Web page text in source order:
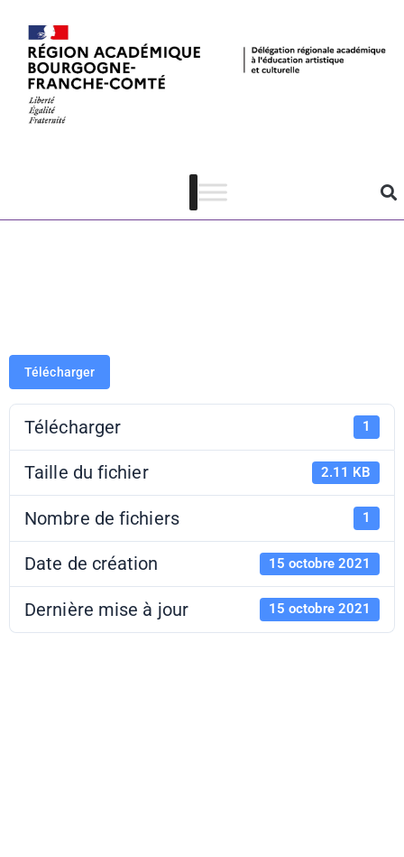
PAF 21-22 –
Collège au
cinéma 58 –
Télécharger
Télécharger 1
Taille du fichier 2.11 KB
Nombre de fichiers 1
Date de création 15 octobre 2021
Dernière mise à jour 15 octobre 2021